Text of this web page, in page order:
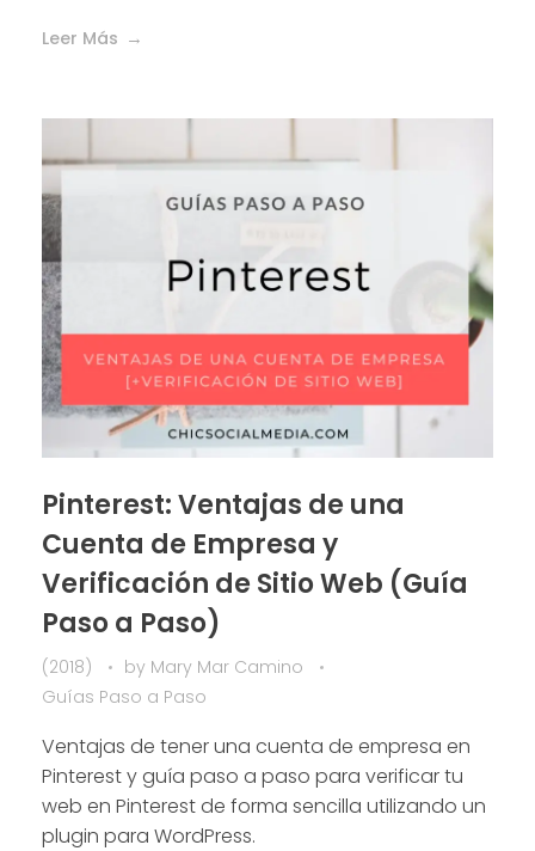
Leer Más
Pinterest: Ventajas de una
Cuenta de Empresa y
Verificación de Sitio Web (Guía
Paso a Paso)
(2018) by Mary Mar Camino
Guías Paso a Paso
Ventajas de tener una cuenta de empresa en
Pinterest y guía paso a paso para verificar tu
web en Pinterest de forma sencilla utilizando un
plugin para WordPress.